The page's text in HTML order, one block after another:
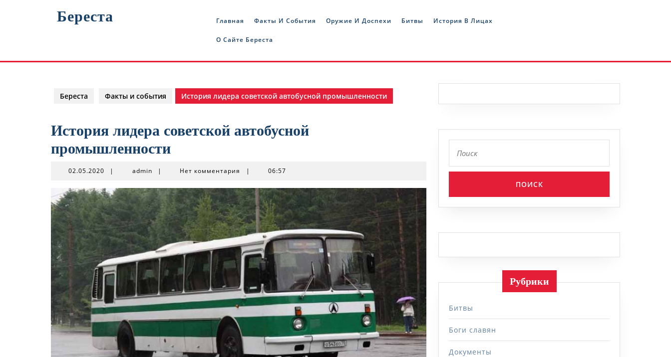
Береста Главная Факты И События Оружие И Доспехи Битвы История В Лицах
О Сайте Береста
Береста Факты и события История лидера советской автобусной промышленности
История лидера советской автобусной
промышленности
02.05.2020 02.05.2020
| adminadmin
| Нет комментария | 06:57
Рубрики
Битвы
Боги славян
Документы